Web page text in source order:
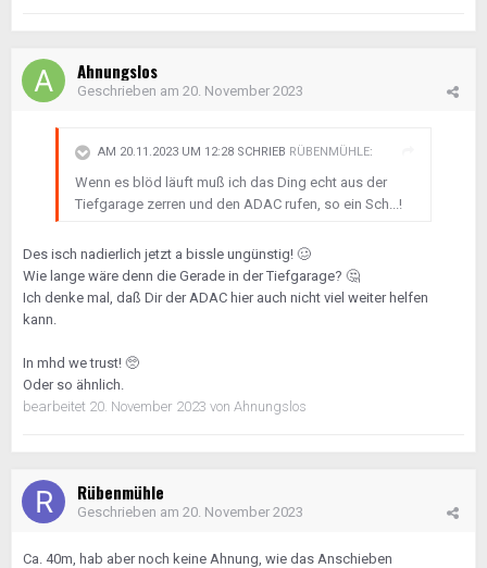
Ahnungslos
Geschrieben am 20. November 2023
AM 20.11.2023 UM 12:28 SCHRIEB RÜBENMÜHLE:
Wenn es blöd läuft muß ich das Ding echt aus der
Tiefgarage zerren und den ADAC rufen, so ein Sch...!
Des isch nadierlich jetzt a bissle ungünstig! 🥴
Wie lange wäre denn die Gerade in der Tiefgarage? 🤔
Ich denke mal, daß Dir der ADAC hier auch nicht viel weiter helfen
kann.
In mhd we trust! 🥺
Oder so ähnlich.
bearbeitet 20. November 2023 von Ahnungslos
Rübenmühle
Geschrieben am 20. November 2023
Ca. 40m, hab aber noch keine Ahnung, wie das Anschieben